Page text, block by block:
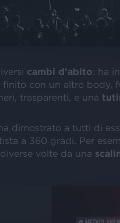
cambi d’abito: ha
finito con un altro body,
trasparenti, e una
dimostrato a tutti di
a 360 gradi. Per
volte da una